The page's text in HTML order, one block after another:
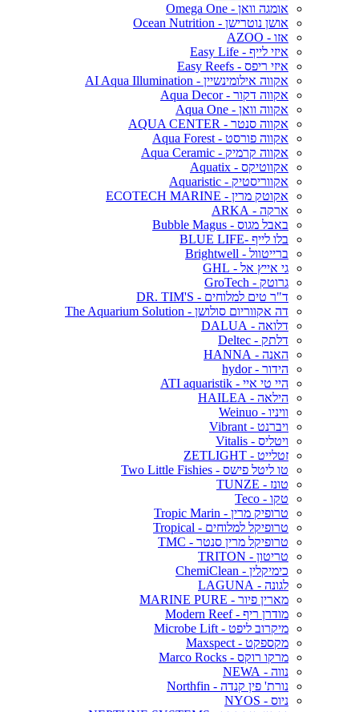
אומגה וואן - Omega One
אושן נוטרישן - Ocean Nutrition
אזו - AZOO
איזי לייף - Easy Life
איזי ריפס - Easy Reefs
אקווה אילומינשיין - AI Aqua Illumination
אקווה דקור - Aqua Decor
אקווה וואן - Aqua One
אקווה סנטר - AQUA CENTER
אקווה פורסט - Aqua Forest
אקווה קרמיק - Aqua Ceramic
אקווטיקס - Aquatix
אקווריסטיק - Aquaristic
אקוטק מרין - ECOTECH MARINE
ארקה - ARKA
באבל מגוס - Bubble Magus
בלו לייף -BLUE LIFE
ברייטוול - Brightwell
גי אייץ אל - GHL
גרוטק - GroTech
ד"ר טים למלוחים - DR. TIM'S
דה אקווריום סולושן - The Aquarium Solution
דלואה - DALUA
דלתק - Deltec
האנה - HANNA
הידור - hydor
היי טי איי - ATI aquaristik
הילאה - HAILEA
וויניו - Weinuo
ויברנט - Vibrant
ויטליס - Vitalis
זטלייט - ZETLIGHT
טו ליטל פישס - Two Little Fishies
טונז - TUNZE
טקו - Teco
טרופיק מרין - Tropic Marin
טרופיקל למלוחים - Tropical
טרופיקל מרין סנטר - TMC
טריטון - TRITON
כימיקלין - ChemiClean
לגונה - LAGUNA
מארין פיור - MARINE PURE
מודרן ריף - Modern Reef
מיקרוב ליפט - Microbe Lift
מקספקט - Maxspect
מרקו רוקס - Marco Rocks
נווה - NEWA
נורת' פין קנדה - Northfin
ניוס - NYOS